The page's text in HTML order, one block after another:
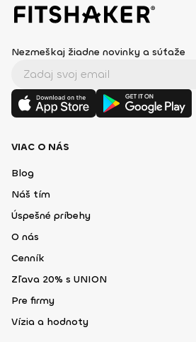
Nezmeškaj žiadne novinky a súťaže
VIAC O NÁS
Blog
Náš tím
Úspešné príbehy
O nás
Cenník
Zľava 20% s UNION
Pre firmy
Vízia a hodnoty